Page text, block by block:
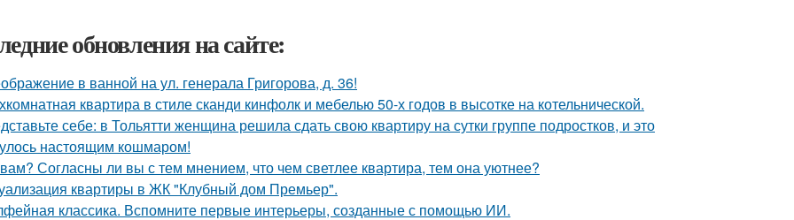
обновления на сайте:
в ванной на ул. генерала Григорова, д. 36!
квартира в стиле сканди кинфолк и мебелью 50-х годов в высотке на котельнической.
себе: в Тольятти женщина решила сдать свою квартиру на сутки группе подростков, и это
настоящим кошмаром!
Согласны ли вы с тем мнением, что чем светлее квартира, тем она уютнее?
квартиры в ЖК "Клубный дом Премьер".
классика. Вспомните первые интерьеры, созданные с помощью ИИ.